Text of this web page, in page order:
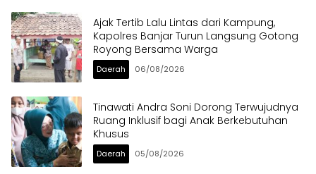
Ajak Tertib Lalu Lintas dari Kampung,
Kapolres Banjar Turun Langsung Gotong
Royong Bersama Warga
Daerah 06/08/2026
Tinawati Andra Soni Dorong Terwujudnya
Ruang Inklusif bagi Anak Berkebutuhan
Khusus
Daerah 05/08/2026